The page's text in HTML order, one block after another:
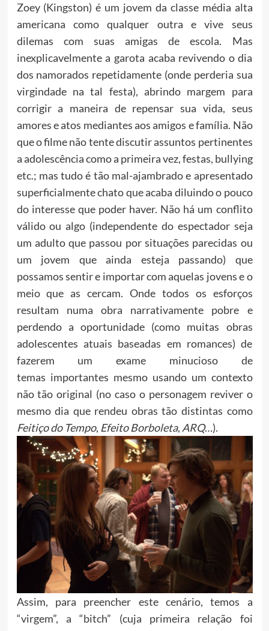
Zoey (Kingston) é um jovem da classe média alta
americana como qualquer outra e vive seus
dilemas com suas amigas de escola. Mas
inexplicavelmente a garota acaba revivendo o dia
dos namorados repetidamente (onde perderia sua
virgindade na tal festa), abrindo margem para
corrigir a maneira de repensar sua vida, seus
amores e atos mediantes aos amigos e família. Não
que o filme não tente discutir assuntos pertinentes
a adolescência como a primeira vez, festas, bullying
etc.; mas tudo é tão mal-ajambrado e apresentado
superficialmente chato que acaba diluindo o pouco
do interesse que poder haver. Não há um conflito
válido ou algo (independente do espectador seja
um adulto que passou por situações parecidas ou
um jovem que ainda esteja passando) que
possamos sentir e importar com aquelas jovens e o
meio que as cercam. Onde todos os esforços
resultam numa obra narrativamente pobre e
perdendo a oportunidade (como muitas obras
adolescentes atuais baseadas em romances) de
fazerem um exame minucioso de
temas importantes mesmo usando um contexto
não tão original (no caso o personagem reviver o
mesmo dia que rendeu obras tão distintas como
Feitiço do Tempo, Efeito Borboleta, ARQ…).
Assim, para preencher este cenário, temos a
“virgem”, a “bitch” (cuja primeira relação foi